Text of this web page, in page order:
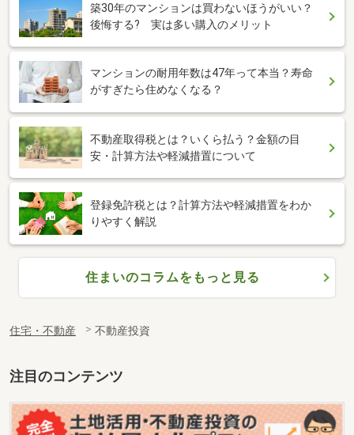
築30年のマンションは買わないほうがいい？
後悔する? 実は多い購入のメリット
マンションの耐用年数は47年って本当？寿命
がすぎたら住めなくなる？
不動産取得税とは？いくら払う？金額の目
安・計算方法や軽減措置について
登録免許税とは？計算方法や軽減措置をわか
りやすく解説
住まいのコラムをもっと見る
住宅・不動産 不動産投資
注目のコンテンツ